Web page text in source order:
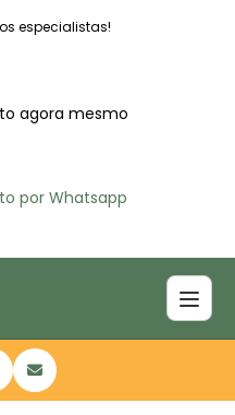
especialistas!
agora mesmo
por Whatsapp